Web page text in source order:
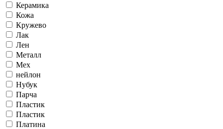
Керамика
Кожа
Кружево
Лак
Лен
Металл
Мех
нейлон
Нубук
Парча
Пластик
Пластик
Платина